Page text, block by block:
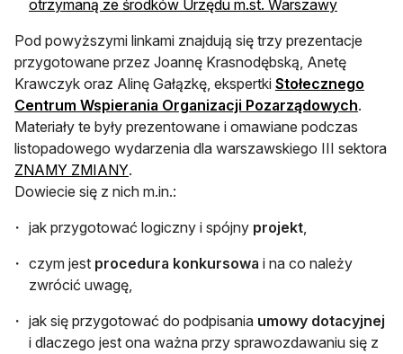
otrzymaną ze środków Urzędu m.st. Warszawy
Pod powyższymi linkami znajdują się trzy prezentacje
przygotowane przez Joannę Krasnodębską, Anetę
Krawczyk oraz Alinę Gałązkę, ekspertki Stołecznego
Centrum Wspierania Organizacji Pozarządowych.
Materiały te były prezentowane i omawiane podczas
listopadowego wydarzenia dla warszawskiego III sektora
ZNAMY ZMIANYotwiera się w nowej karcie
.
Dowiecie się z nich m.in.:
jak przygotować logiczny i spójny projekt,
czym jest procedura konkursowa i na co należy
zwrócić uwagę,
jak się przygotować do podpisania umowy dotacyjnej
i dlaczego jest ona ważna przy sprawozdawaniu się z